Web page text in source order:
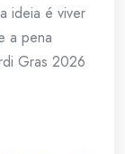
ideia é viver
a pena
Gras 2026